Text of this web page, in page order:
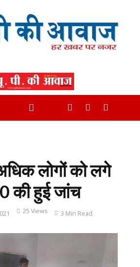
लोगों को लगे
की हुई जांच
25 Views 3 Min Read